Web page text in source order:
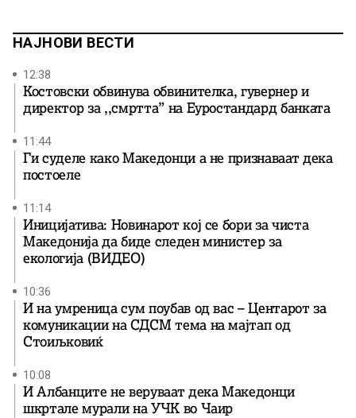
НАЈНОВИ ВЕСТИ
12:38
Костовски обвинува обвинителка, гувернер и
директор за ,,смртта” на Еуростандард банката
11:44
Ги суделе како Македонци а не признаваат дека
постоеле
11:14
Иницијатива: Новинарот кој се бори за чиста
Македонија да биде следен министер за
екологија (ВИДЕО)
10:36
И на умреница сум поубав од вас – Центарот за
комуникации на СДСМ тема на мајтап од
Стоиљковиќ
10:08
И Албанците не веруваат дека Македонци
шкртале мурали на УЧК во Чаир